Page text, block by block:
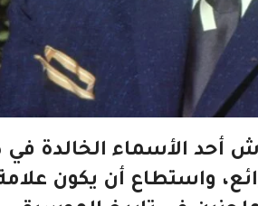
أحد الأسماء الخالدة في
واستطاع أن يكون